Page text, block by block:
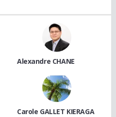
Alexandre CHANE
Carole GALLET KIERAGA